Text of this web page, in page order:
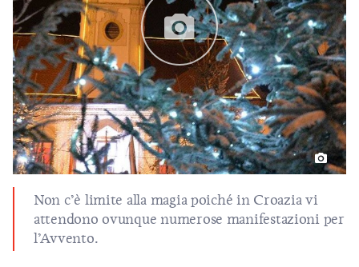
Non c’è limite alla magia poiché in Croazia vi
attendono ovunque numerose manifestazioni per
l’Avvento.